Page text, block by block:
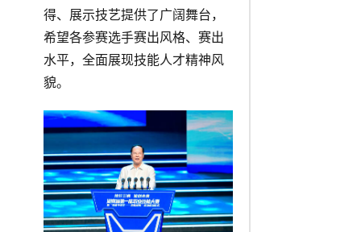
得、展示技艺提供了广阔舞台，
希望各参赛选手赛出风格、赛出
水平，全面展现技能人才精神风
貌。